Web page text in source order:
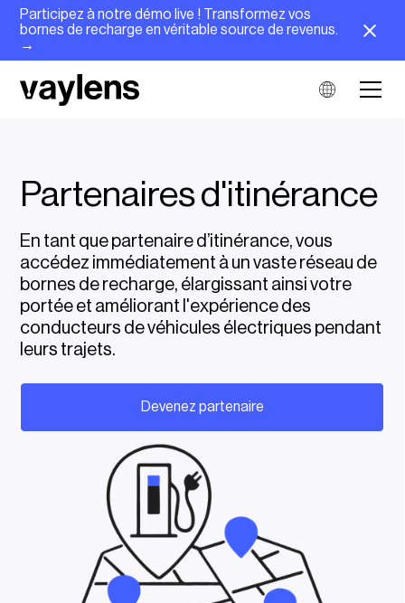
Participez à notre démo live ! Transformez vos
bornes de recharge en véritable source de revenus.
→
Partenaires d'itinérance
En tant que partenaire d’itinérance, vous
accédez immédiatement à un vaste réseau de
bornes de recharge, élargissant ainsi votre
portée et améliorant l'expérience des
conducteurs de véhicules électriques pendant
leurs trajets.
Devenez partenaire